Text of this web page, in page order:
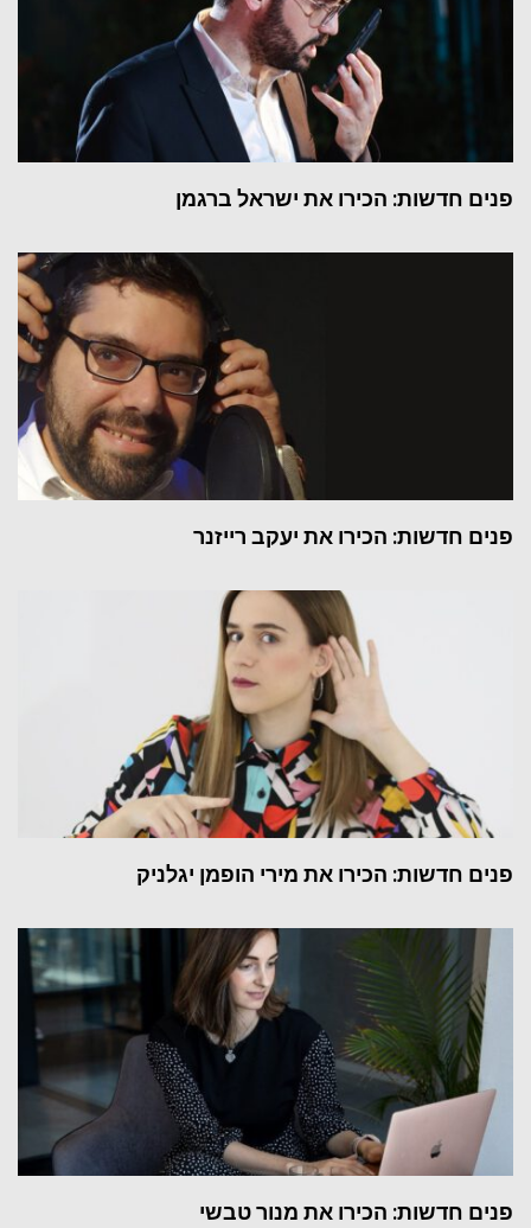
פנים חדשות: הכירו את ישראל ברגמן
פנים חדשות: הכירו את יעקב רייזנר
פנים חדשות: הכירו את מירי הופמן יגלניק
פנים חדשות: הכירו את מנור טבשי